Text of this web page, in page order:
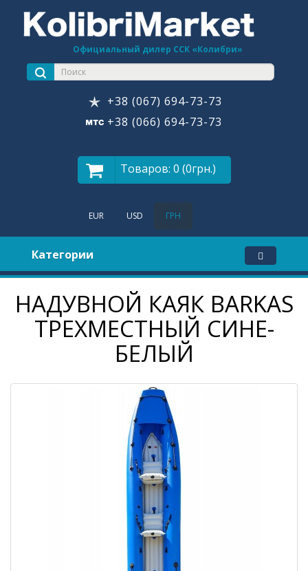
Официальный дилер ССК «Колибри»
+38 (067) 694-73-73
+38 (066) 694-73-73
Товаров: 0 (0грн.)
EUR USD ГРН
Категории
НАДУВНОЙ КАЯК BARKAS
ТРЕХМЕСТНЫЙ СИНЕ-
БЕЛЫЙ